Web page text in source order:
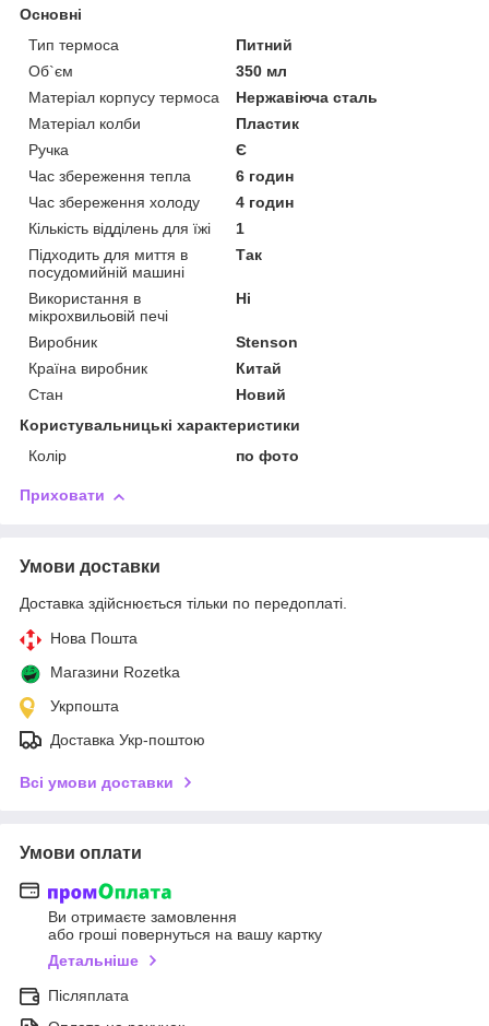
Основні
Тип термоса
Питний
Об`єм
350 мл
Матеріал корпусу термоса
Нержавіюча сталь
Матеріал колби
Пластик
Ручка
Є
Час збереження тепла
6 годин
Час збереження холоду
4 годин
Кількість відділень для їжі
1
Підходить для миття в
посудомийній машині
Так
Використання в
мікрохвильовій печі
Ні
Виробник
Stenson
Країна виробник
Китай
Стан
Новий
Користувальницькі характеристики
Колір
по фото
Приховати
Умови доставки
Доставка здійснюється тільки по передоплаті.
Нова Пошта
Магазини Rozetka
Укрпошта
Доставка Укр-поштою
Всі умови доставки
Умови оплати
Ви отримаєте замовлення
або гроші повернуться на вашу картку
Детальніше
Післяплата